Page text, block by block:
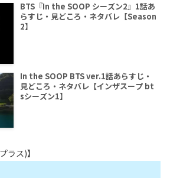
BTS『In the SOOP シーズン2』1話あ
らすじ・見どころ・ネタバレ【Season
2】
In the SOOP BTS ver.1話あらすじ・
見どころ・ネタバレ【インザスープ bt
sシーズン1】
ラス)】